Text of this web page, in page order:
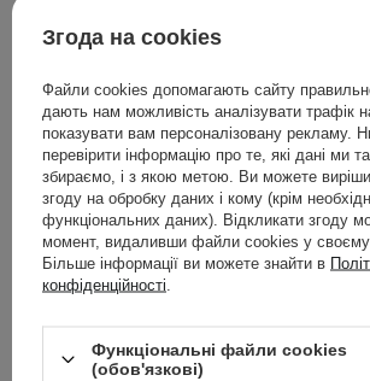
ДОДАТИ ДО КОШИКА
AESTURA - Atobarrier 365
Згода на cookies
Файли cookies допомагають сайту
дають нам можливість аналізувати трафік
показувати вам персоналізовану рекламу.
перевірити інформацію про те, які дані ми
збираємо, і з якою метою. Ви можете
згоду на обробку даних і кому (крім
функціональних даних). Відкликати згоду
момент, видаливши файли cookies у своєму
Більше інформації ви можете знайти в
конфіденційності
Функціональні файли cookies
(обов'язкові)